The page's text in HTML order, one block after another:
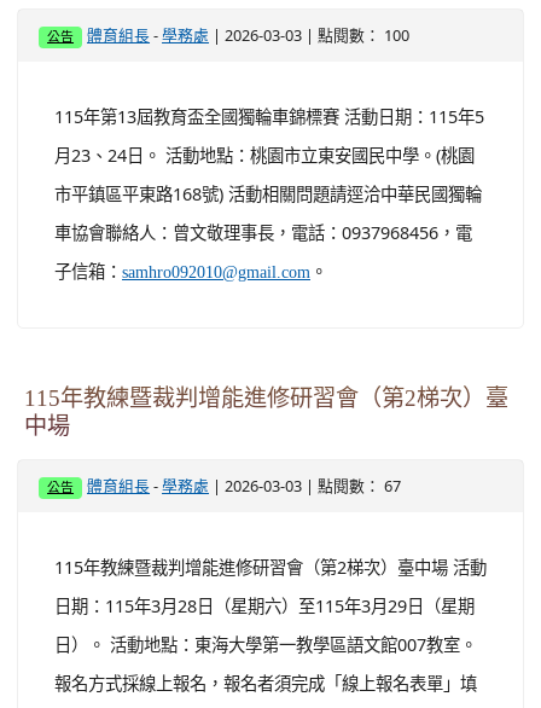
公告 體育組長 -學務處 | 2026-03-03 | 點閱數： 100
115年第13屆教育盃全國獨輪車錦標賽 活動日期：115年5
月23、24日。 活動地點：桃園市立東安國民中學。(桃園
市平鎮區平東路168號) 活動相關問題請逕洽中華民國獨輪
車協會聯絡人：曾文敬理事長，電話：0937968456，電
子信箱： samhro092010@gmail.com 。
115年教練暨裁判增能進修研習會（第2梯次）臺
中場
公告 體育組長 -學務處 | 2026-03-03 | 點閱數： 67
115年教練暨裁判增能進修研習會（第2梯次）臺中場 活動
日期：115年3月28日（星期六）至115年3月29日（星期
日）。 活動地點：東海大學第一教學區語文館007教室。
報名方式採線上報名，報名者須完成「線上報名表單」填